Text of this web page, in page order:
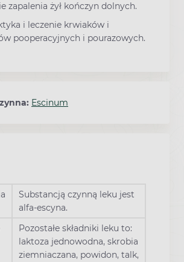
zapalenia żył kończyn dolnych.
i leczenie krwiaków i
pooperacyjnych i pourazowych.
Escinum
Substancją czynną leku jest
alfa-escyna.
Pozostałe składniki leku to:
laktoza jednowodna, skrobia
ziemniaczana, powidon, talk,